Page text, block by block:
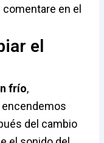
en el
el
frío,
del cambio